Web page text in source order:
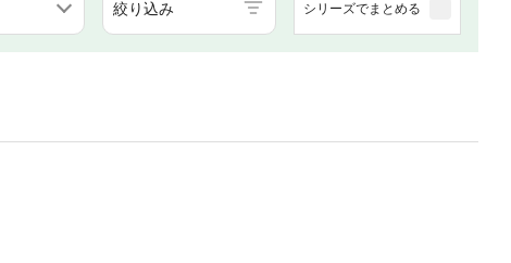
絞り込み シリーズでまとめる